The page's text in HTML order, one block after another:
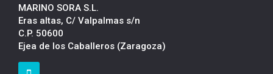
MARINO SORA S.L.
Eras altas, C/ Valpalmas s/n
C.P. 50600
Ejea de los Caballeros (Zaragoza)